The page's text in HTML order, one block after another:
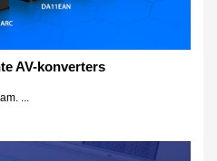
AV-konverters
...